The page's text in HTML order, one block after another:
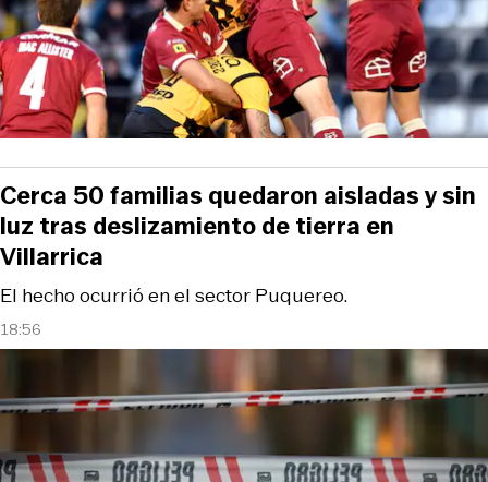
18:56
El hecho ocurrió en el sector Puquereo.
Cerca 50 familias quedaron aisladas y sin
luz tras deslizamiento de tierra en
Villarrica